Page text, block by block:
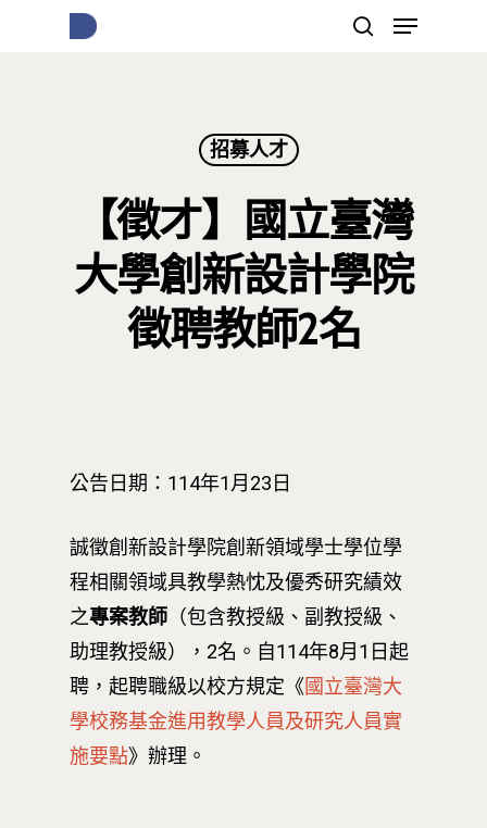
按下Enter開始搜尋，或Esc關閉跳窗
招募人才
【徵才】國立臺灣
大學創新設計學院
徵聘教師2名
公告日期：114年1月23日
誠徵創新設計學院創新領域學士學位學
程相關領域具教學熱忱及優秀研究績效
之專案教師 （包含教授級、副教授級、
助理教授級），2名。自114年8月1日起
聘，起聘職級以校方規定《國立臺灣大
學校務基金進用教學人員及研究人員實
施要點》辦理。